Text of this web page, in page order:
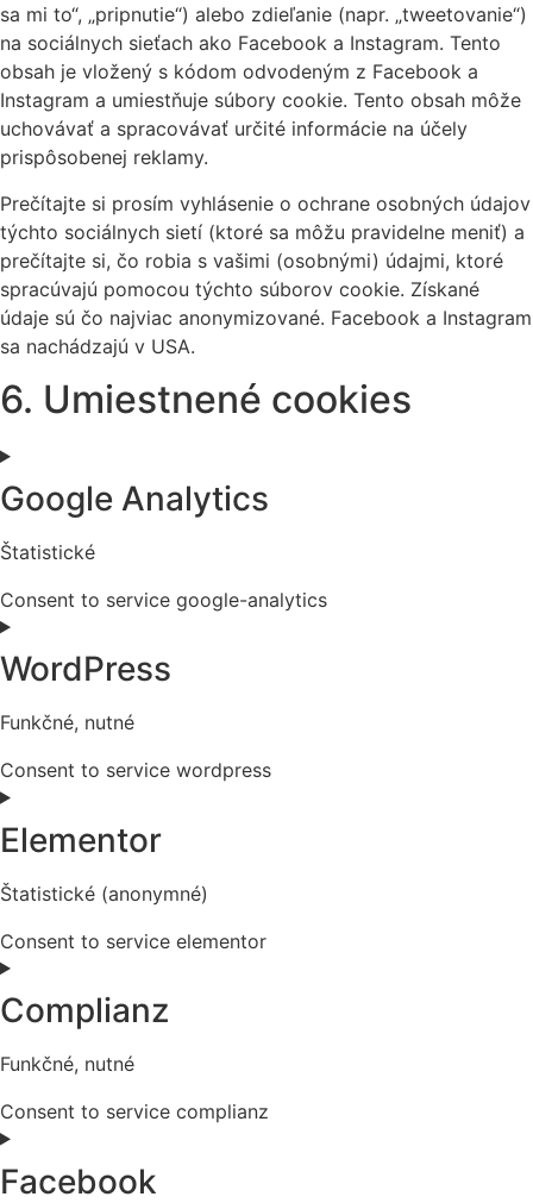
sa mi to“, „pripnutie“) alebo zdieľanie (napr. „tweetovanie“)
na sociálnych sieťach ako Facebook a Instagram. Tento
obsah je vložený s kódom odvodeným z Facebook a
Instagram a umiestňuje súbory cookie. Tento obsah môže
uchovávať a spracovávať určité informácie na účely
prispôsobenej reklamy.
Prečítajte si prosím vyhlásenie o ochrane osobných údajov
týchto sociálnych sietí (ktoré sa môžu pravidelne meniť) a
prečítajte si, čo robia s vašimi (osobnými) údajmi, ktoré
spracúvajú pomocou týchto súborov cookie. Získané
údaje sú čo najviac anonymizované. Facebook a Instagram
sa nachádzajú v USA.
6. Umiestnené cookies
Google Analytics
Štatistické
Consent to service google-analytics
WordPress
Funkčné, nutné
Consent to service wordpress
Elementor
Štatistické (anonymné)
Consent to service elementor
Complianz
Funkčné, nutné
Consent to service complianz
Facebook